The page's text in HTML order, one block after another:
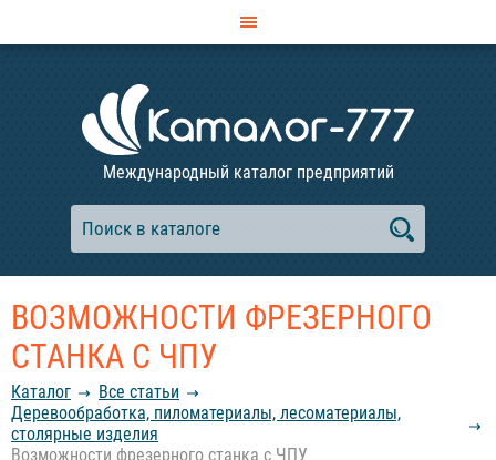
Международный каталог предприятий
ВОЗМОЖНОСТИ ФРЕЗЕРНОГО
СТАНКА С ЧПУ
Каталог
Все статьи
Деревообработка, пиломатериалы, лесоматериалы,
столярные изделия
Возможности фрезерного станка с ЧПУ